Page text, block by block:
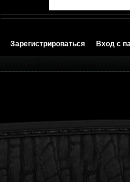
Зарегистрироваться Вход с